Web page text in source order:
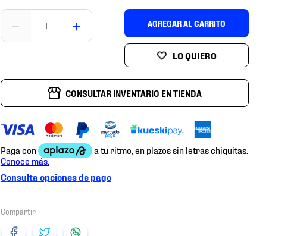
＋
－ AGREGAR AL CARRITO
CONSULTAR INVENTARIO EN TIENDA
Consulta opciones de pago